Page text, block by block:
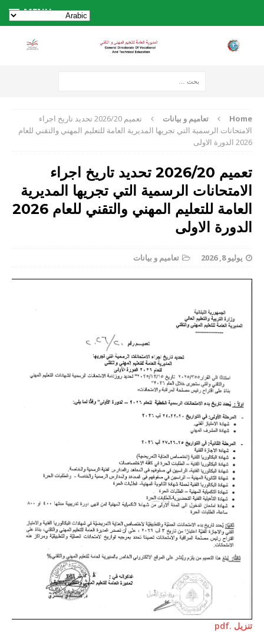
MENU
Home تعاميم و بيانات
تعميم 2026/20 تحديد تاريخ اجراء
الامتحانات الرسمية التي تجريها المديرية العامة للتعليم المهني والتقني للعام
2026 الدورة الاولى
تعميم 2026/20 تحديد تاريخ اجراء
الامتحانات الرسمية التي تجريها المديرية
العامة للتعليم المهني والتقني للعام 2026
الدورة الاولى
يوليو 8, 2026 تعاميم و بيانات
تنزيل .pdf